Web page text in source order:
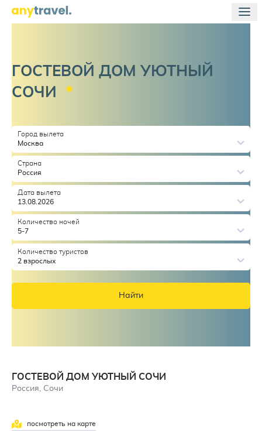
ГОСТЕВОЙ ДОМ УЮТНЫЙ
СОЧИ
Город вылета
Москва
Страна
Россия
Дата вылета
13.08.2026
Количество ночей
5-7
Количество туристов
2 взрослых
Найти
ГОСТЕВОЙ ДОМ УЮТНЫЙ СОЧИ
Россия, Сочи
посмотреть на карте